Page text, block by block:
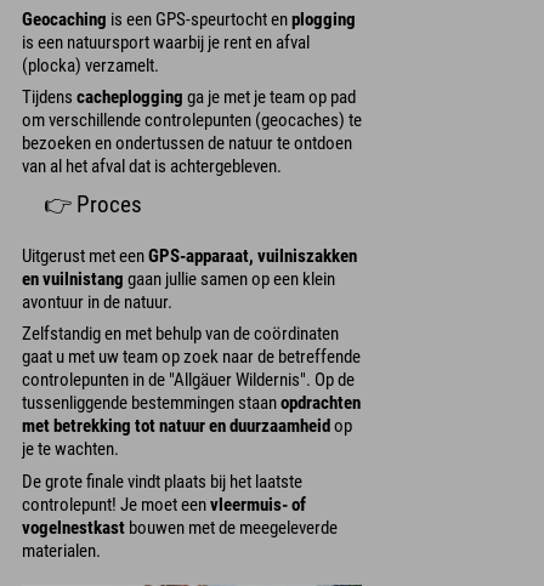
Geocaching is een GPS-speurtocht enplogging
is een natuursport waarbij je rent en afval
(plocka) verzamelt.
Tijdens cacheplogging ga je met je team op pad
om verschillende controlepunten (geocaches) te
bezoeken en ondertussen de natuur te ontdoen
van al het afval dat is achtergebleven.
👉 Proces
Uitgerust met eenGPS-apparaat, vuilniszakken
en vuilnistang gaan jullie samen op een klein
avontuur in de natuur.
Zelfstandig en met behulp van de coördinaten
gaat u met uw team op zoek naar de betreffende
controlepunten in de "Allgäuer Wildernis". Op de
tussenliggende bestemmingen staanopdrachten
met betrekking tot natuur en duurzaamheidop
je te wachten.
De grote finale vindt plaats bij het laatste
controlepunt! Je moet eenvleermuis- of
vogelnestkast bouwen met de meegeleverde
materialen.